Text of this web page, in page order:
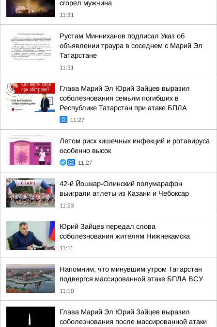
сгорел мужчина
11:31
Рустам Минниханов подписал Указ об
объявлении траура в соседнем с Марий Эл
Татарстане
11:31
Глава Марий Эл Юрий Зайцев выразил
соболезнования семьям погибших в
Республике Татарстан при атаке БПЛА
11:27
Летом риск кишечных инфекций и ротавируса
особенно высок
11:27
42-й Йошкар-Олинский полумарафон
выиграли атлеты из Казани и Чебоксар
11:23
Юрий Зайцев передал слова
соболезнования жителям Нижнекамска
11:11
Напомним, что минувшим утром Татарстан
подвергся массированной атаке БПЛА ВСУ
11:10
Глава Марий Эл Юрий Зайцев выразил
соболезнования после массированной атаки